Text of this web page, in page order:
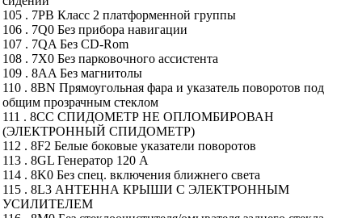
105 . 7PB Класс 2 платформенной группы
106 . 7Q0 Без прибора навигации
107 . 7QA Без CD-Rom
108 . 7X0 Без парковочного ассистента
109 . 8AA Без магнитолы
110 . 8BN Прямоугольная фара и указатель поворотов под
общим прозрачным стеклом
111 . 8CC СПИДОМЕТР НЕ ОПЛОМБИРОВАН
(ЭЛЕКТРОННЫЙ СПИДОМЕТР)
112 . 8F2 Белые боковые указатели поворотов
113 . 8GL Генератор 120 А
114 . 8K0 Без спец. включения ближнего света
115 . 8L3 АНТЕННА КРЫШИ С ЭЛЕКТРОННЫМ
УСИЛИТЕЛЕМ